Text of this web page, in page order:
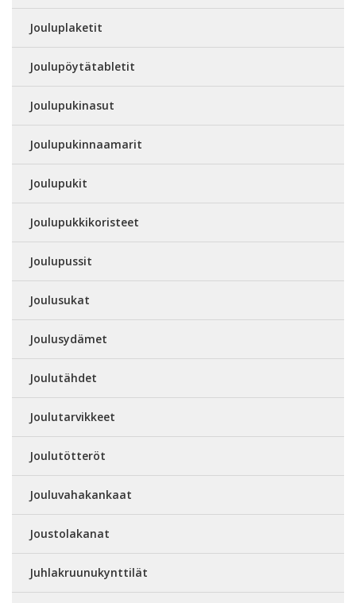
Jouluplaketit
Joulupöytätabletit
Joulupukinasut
Joulupukinnaamarit
Joulupukit
Joulupukkikoristeet
Joulupussit
Joulusukat
Joulusydämet
Joulutähdet
Joulutarvikkeet
Joulutötteröt
Jouluvahakankaat
Joustolakanat
Juhlakruunukynttilät